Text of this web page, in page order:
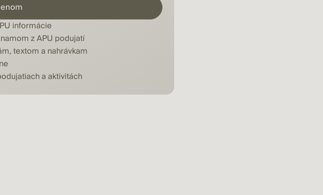
informácie
z APU podujatí
textom a nahrávkam
a aktivitách